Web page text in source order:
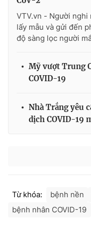
Cơ quan chủ quản:
Đài
Giấy phép hoạt động
Phó Tổng Biên tập:
VTV.vn - Người nghi
lấy mẫu và gửi đến
độ sàng lọc người
Mỹ vượt Trung
COVID-19
Nhà Trắng yêu
dịch COVID-19
Từ khóa: bệnh nền
bệnh nhân COVID-19